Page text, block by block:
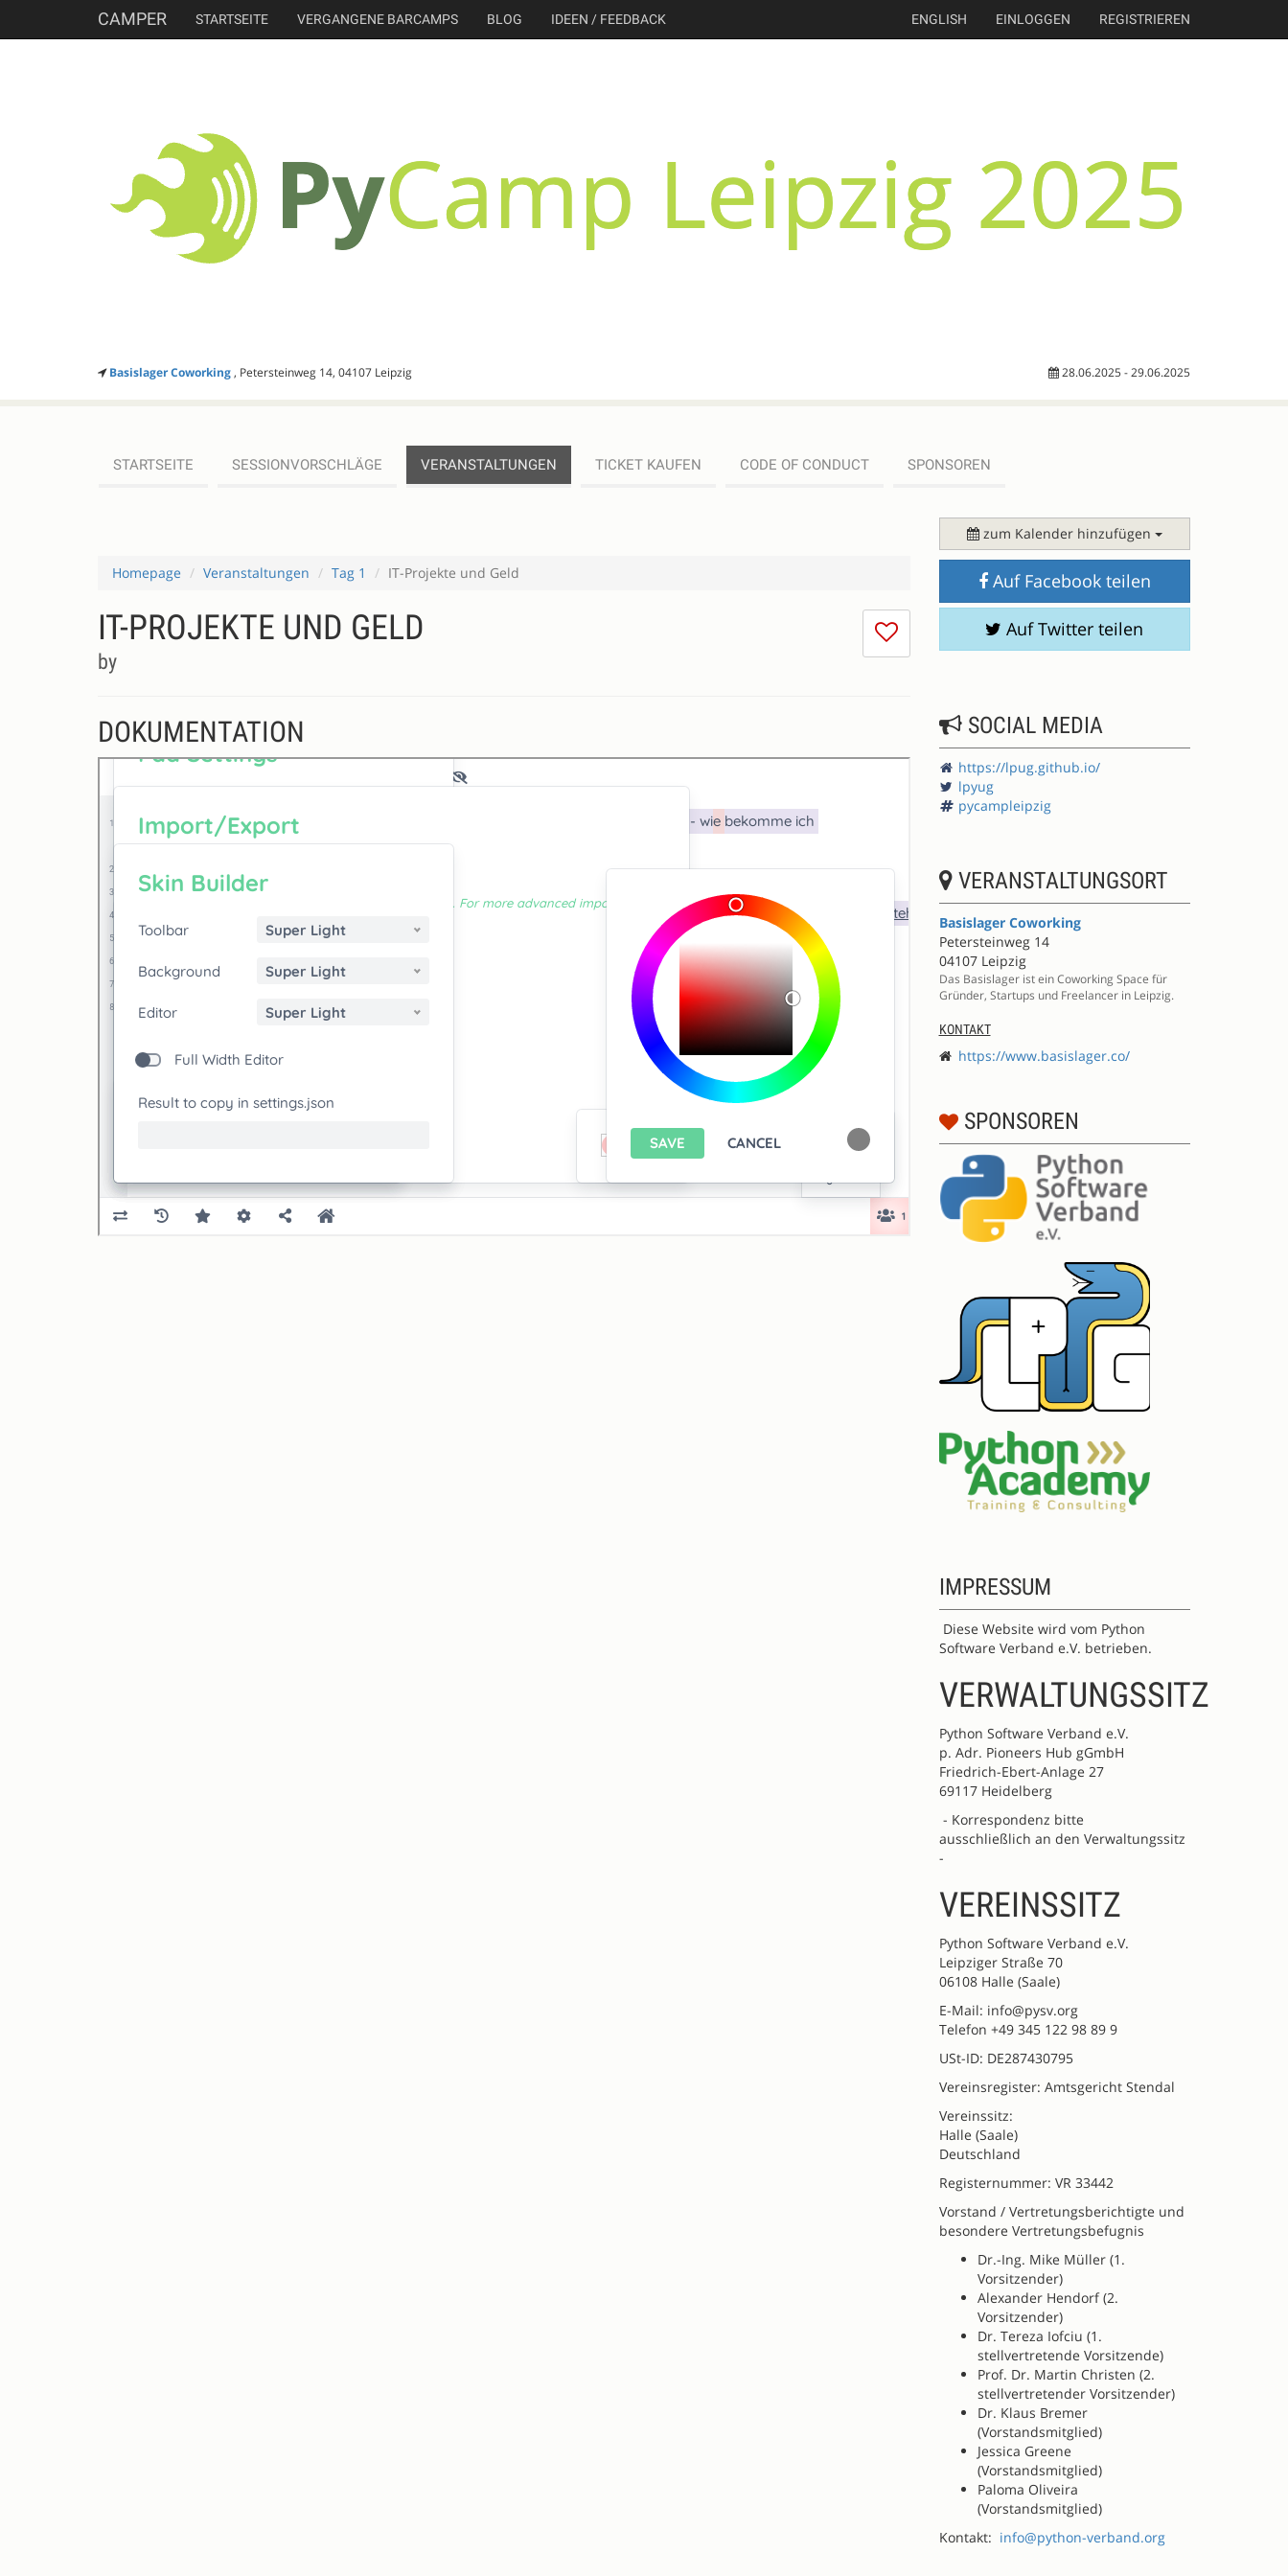
CAMPER STARTSEITE VERGANGENE BARCAMPS BLOG IDEEN / FEEDBACK ENGLISH EINLOGGEN REGISTRIEREN
Basislager Coworking, Petersteinweg 14, 04107 Leipzig 28.06.2025 - 29.06.2025
STARTSEITE SESSIONVORSCHLÄGE VERANSTALTUNGEN TICKET KAUFEN CODE OF CONDUCT SPONSOREN
Homepage Veranstaltungen Tag 1 IT-Projekte und Geld
Ich
mag
nicht
IT-PROJEKTE UND GELD
by
DOKUMENTATION
zum Kalender hinzufügen
Auf Facebook teilen
Auf Twitter teilen
SOCIAL MEDIA
https://lpug.github.io/
lpyug
pycampleipzig
VERANSTALTUNGSORT
Basislager Coworking
Petersteinweg 14
04107 Leipzig
Das Basislager ist ein Coworking Space für
Gründer, Startups und Freelancer in Leipzig.
KONTAKT
https://www.basislager.co/
SPONSOREN
IMPRESSUM
Diese Website wird vom Python
Software Verband e.V. betrieben.
VERWALTUNGSSITZ
Python Software Verband e.V.
p. Adr. Pioneers Hub gGmbH
Friedrich-Ebert-Anlage 27
69117 Heidelberg
- Korrespondenz bitte
ausschließlich an den Verwaltungssitz
-
VEREINSSITZ
Python Software Verband e.V.
Leipziger Straße 70
06108 Halle (Saale)
E-Mail: info@pysv.org
Telefon +49 345 122 98 89 9
USt-ID: DE287430795
Vereinsregister: Amtsgericht Stendal
Vereinssitz:
Halle (Saale)
Deutschland
Registernummer: VR 33442
Vorstand / Vertretungsberichtigte und
besondere Vertretungsbefugnis
Dr.-Ing. Mike Müller (1.
Vorsitzender)
Alexander Hendorf (2.
Vorsitzender)
Dr. Tereza Iofciu (1.
stellvertretende Vorsitzende)
Prof. Dr. Martin Christen (2.
stellvertretender Vorsitzender)
Dr. Klaus Bremer
(Vorstandsmitglied)
Jessica Greene
(Vorstandsmitglied)
Paloma Oliveira
(Vorstandsmitglied)
Kontakt: info@python-verband.org